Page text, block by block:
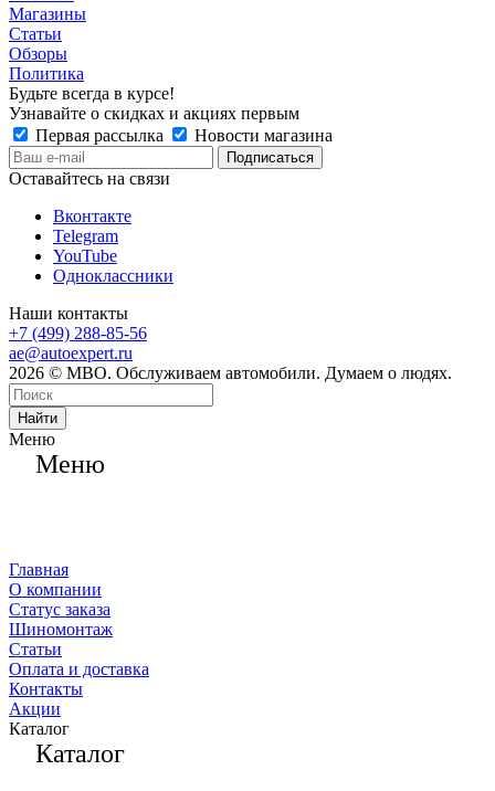
Магазины
Статьи
Обзоры
Политика
Будьте всегда в курсе!
Узнавайте о скидках и акциях первым
Первая рассылка
Новости магазина
Оставайтесь на связи
Вконтакте
Telegram
YouTube
Одноклассники
Наши контакты
+7 (499) 288-85-56
ae@autoexpert.ru
2026 © МВО. Обслуживаем автомобили. Думаем о людях.
Найти
Меню
Меню
Главная
О компании
Статус заказа
Шиномонтаж
Статьи
Оплата и доставка
Контакты
Акции
Каталог
Каталог